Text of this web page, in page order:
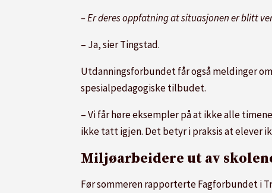
– Er deres oppfatning at situasjonen er blitt
– Ja, sier Tingstad.
Utdanningsforbundet får også meldinger
spesialpedagogiske tilbudet.
– Vi får høre eksempler på at ikke alle
ikke tatt igjen. Det betyr i praksis at elever
Miljøarbeidere ut av
Før sommeren rapporterte Fagforbundet i